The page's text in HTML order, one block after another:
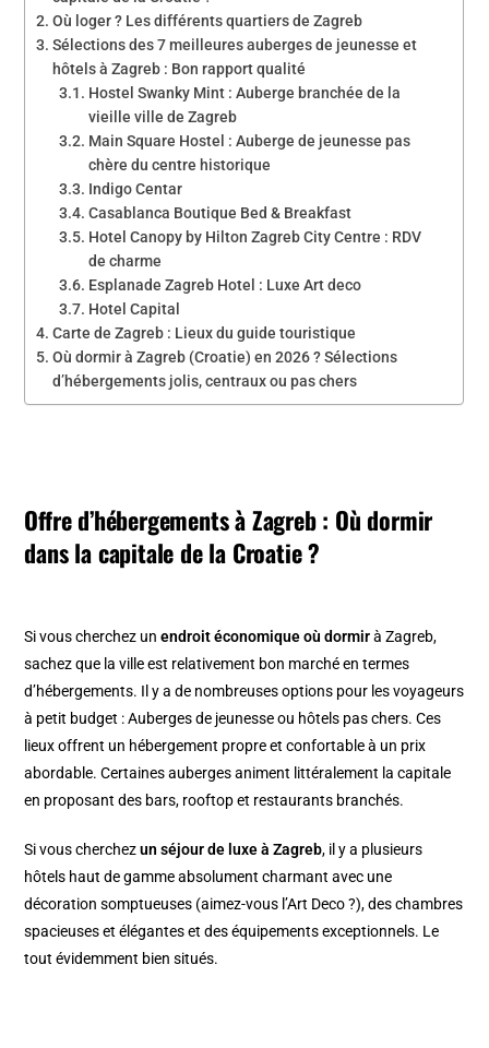
Où loger ? Les différents quartiers de Zagreb
Sélections des 7 meilleures auberges de jeunesse et
hôtels à Zagreb : Bon rapport qualité
Hostel Swanky Mint : Auberge branchée de la
vieille ville de Zagreb
Main Square Hostel : Auberge de jeunesse pas
chère du centre historique
Indigo Centar
Casablanca Boutique Bed & Breakfast
Hotel Canopy by Hilton Zagreb City Centre : RDV
de charme
Esplanade Zagreb Hotel : Luxe Art deco
Hotel Capital
Carte de Zagreb : Lieux du guide touristique
Où dormir à Zagreb (Croatie) en 2026 ? Sélections
d’hébergements jolis, centraux ou pas chers
Offre d’hébergements à Zagreb : Où dormir
dans la capitale de la Croatie ?
Si vous cherchez unendroit économique où dormirà Zagreb,
sachez que la ville est relativement bon marché en termes
d’hébergements. Il y a de nombreuses options pour les voyageurs
à petit budget : Auberges de jeunesse ou hôtels pas chers. Ces
lieux offrent un hébergement propre et confortable à un prix
abordable. Certaines auberges animent littéralement la capitale
en proposant des bars, rooftop et restaurants branchés.
Si vous cherchezun séjour de luxe à Zagreb, il y a plusieurs
hôtels haut de gamme absolument charmant avec une
décoration somptueuses (aimez-vous l’Art Deco ?), des chambres
spacieuses et élégantes et des équipements exceptionnels. Le
tout évidemment bien situés.